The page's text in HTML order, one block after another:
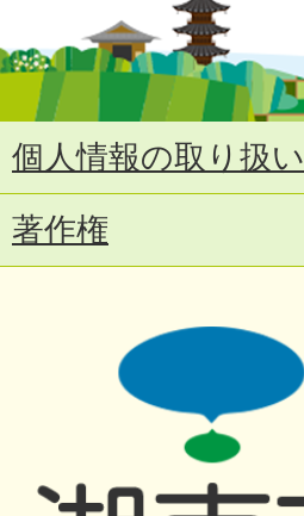
個人情報の取り扱い
著作権